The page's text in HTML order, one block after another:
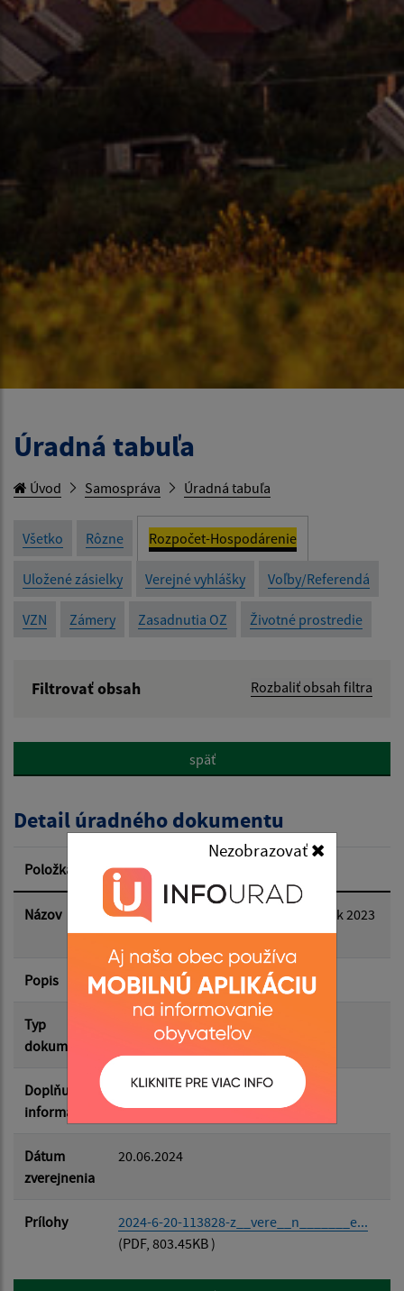
Nezobrazovať
Úradná tabuľa
Úvod Samospráva Úradná tabuľa
Všetko Rôzne Rozpočet-Hospodárenie
Uložené zásielky Verejné vyhlášky Voľby/Referendá
VZN Zámery Zasadnutia OZ Životné prostredie
Filtrovať obsah Rozbaliť obsah filtra
Popis:
Dátum zverejnenia od:
Dátum zverejnenia do:
Filtrovať Reset
späť
Detail úradného dokumentu
Položka Informácia
Názov
Záverečný účet obce Jakubany za rok 2023
web
Popis
Typ
dokumentu
Rozpočet-Hospodárenie
Doplňujúce
informácie
Dátum
zverejnenia
20.06.2024
Prílohy
2024-6-20-113828-z__vere__n_______e...
(PDF, 803.45KB )